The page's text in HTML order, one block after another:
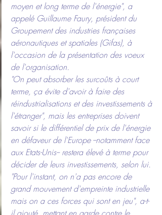
moyen et long terme de l'énergie", a
appelé Guillaume Faury, président du
Groupement des industries françaises
aéronautiques et spatiales (Gifas), à
l'occasion de la présentation des voeux
de l'organisation.
"On peut absorber les surcoûts à court
terme, ça évite d'avoir à faire des
réindustrialisations et des investissements à
l'étranger", mais les entreprises doivent
savoir si le différentiel de prix de l'énergie
en défaveur de l'Europe --notamment face
aux Etats-Unis-- restera élevé à terme pour
décider de leurs investissements, selon lui.
"Pour l'instant, on n'a pas encore de
grand mouvement d'empreinte industrielle
mais on a ces forces qui sont en jeu", a-t-